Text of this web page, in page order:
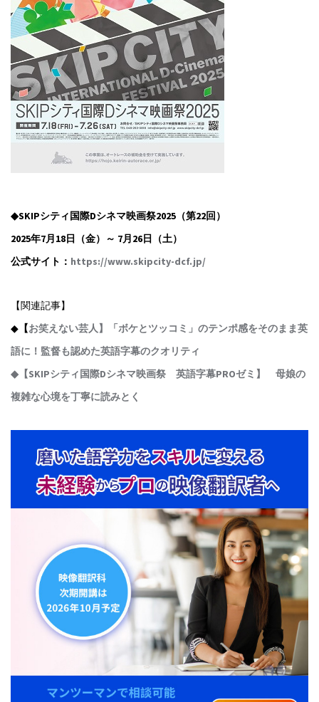
◆SKIPシティ国際Dシネマ映画祭2025（第22回）
2025年7月18日（金）～ 7月26日（土）
公式サイト： https://www.skipcity-dcf.jp/
【関連記事】
◆ 【お笑えない芸人】「ボケとツッコミ」のテンポ感をそのまま英
語に！監督も認めた英語字幕のクオリティ
◆【SKIPシティ国際Dシネマ映画祭 英語字幕PROゼミ】 母娘の
複雑な心境を丁寧に読みとく